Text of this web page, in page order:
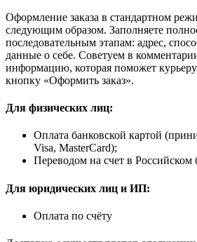
Оформление заказа в стандартном
следующим образом. Заполняете
последовательным этапам: адрес,
данные о себе. Советуем в
информацию, которая поможет
кнопку «Оформить заказ».
Для физических лиц:
Оплата банковской картой
Visa, MasterCard);
Переводом на счет в Российском
Для юридических лиц и ИП:
Оплата по счёту